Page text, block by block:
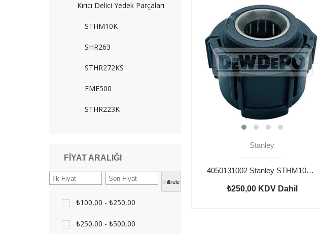
Kırıcı Delici Yedek Parçaları
STHM10K
SHR263
STHR272KS
FME500
STHR223K
FIYAT ARALIĞI
Filtrele
₺100,00 - ₺250,00
₺250,00 - ₺500,00
Stanley
4050131002 Stanley STHM10K Üç Ayak Destek
₺250,00 KDV Dahil